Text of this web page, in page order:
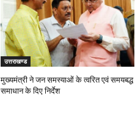
उत्तराखण्ड
मुख्यमंत्री ने जन समस्याओं के त्वरित एवं समयबद्ध
समाधान के दिए निर्देश